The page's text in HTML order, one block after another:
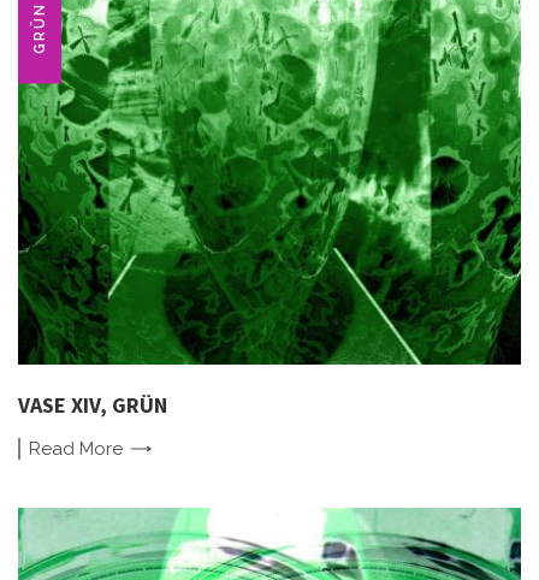
GRÜN
VASE XIV, GRÜN
Read More